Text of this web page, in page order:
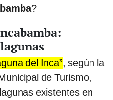
?
del Inca”, según la
de Turismo,
existentes en